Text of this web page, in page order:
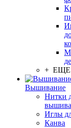
+ ЕЩЕ
Вышивание
Нитки
Иглы
Канва